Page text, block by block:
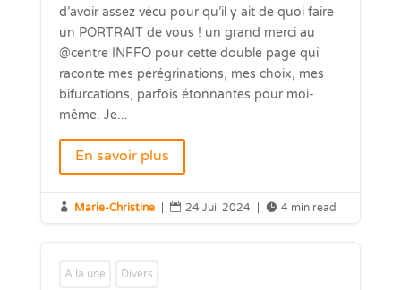
d’avoir assez vécu pour qu’il y ait de quoi faire
un PORTRAIT de vous ! un grand merci au
@centre INFFO pour cette double page qui
raconte mes pérégrinations, mes choix, mes
bifurcations, parfois étonnantes pour moi-
même. Je...
En savoir plus
 Marie-Christine  24 Juil 2024  4 min read
A la une Divers